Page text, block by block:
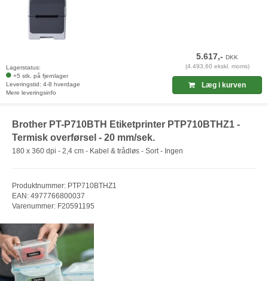
Lagerstatus:
+5 stk. på fjernlager
Leveringstid: 4-8 hverdage
Mere leveringsinfo
5.617,-DKK
(4.493,60 ekskl. moms)
Læg i kurven
Brother PT-P710BTH Etiketprinter PTP710BTHZ1 -
Termisk overførsel - 20 mm/sek.
180 x 360 dpi - 2,4 cm - Kabel & trådløs - Sort - Ingen
Produktnummer: PTP710BTHZ1
EAN: 4977766800037
Varenummer: F20591195